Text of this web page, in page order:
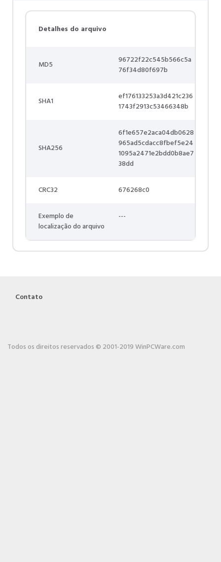
Detalhes do arquivo
MD5
96722f22c545b566c5a
76f34d80f697b
SHA1
ef176133253a3d421c236
1743f2913c53466348b
SHA256
6f1e657e2aca04db0628
965ad5cdacc8fbef5e24
1095a2471e2bdd0b8ae7
38dd
CRC32 676268c0
Exemplo de
localização do arquivo
---
Contato
Todos os direitos reservados © 2001-2019 WinPCWare.com